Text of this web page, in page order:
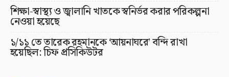
শিক্ষা-স্বাস্থ্য ও জ্বালানি খাতকে স্বনির্ভর করার পরিকল্পনা
নেওয়া হয়েছে
১/১১ তে তারেক রহমানকে ‘আয়নাঘরে’ বন্দি রাখা
হয়েছিল: চিফ প্রসিকিউটর